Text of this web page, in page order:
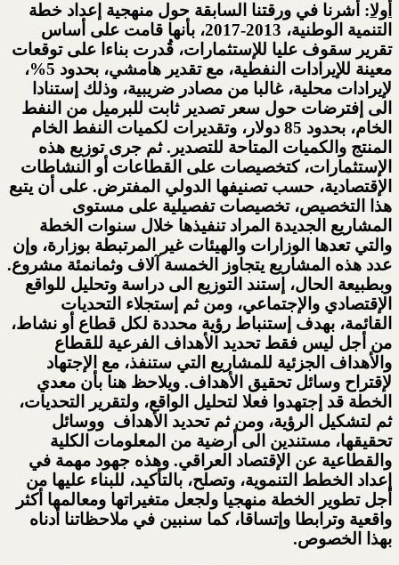
أولا: أشرنا في ورقتنا السابقة حول منهجية إعداد خطة
التنمية الوطنية، 2013-2017، بأنها قامت على أساس
تقرير سقوف عليا للإستثمارات، قُدرت بناءا على توقعات
معينة للإيرادات النفطية، مع تقدير هامشي، بحدود 5%،
لإيرادات محلية، غالبا من مصادر ضريبية، وذلك إستنادا
الى إفترضات حول سعر تصدير ثابت للبرميل من النفط
الخام، بحدود 85 دولار، وتقديرات لكميات النفط الخام
المنتج والكميات المتاحة للتصدير. ثم جرى توزيع هذه
الإستثمارات، كتخصيصات على القطاعات أو النشاطات
الإقتصادية، حسب تصنيفها الدولي المفترض. على أن يتبع
هذا التخصيص، تخصيصات تفصيلية على مستوى
المشاريع الجديدة المراد تنفيذها خلال سنوات الخطة
والتي تعدها الوزارات والهيئات غير المرتبطة بوزارة، وإن
عدد هذه المشاريع يتجاوز الخمسة آلاف وثمانمئة مشروع.
وبطبيعة الحال، إستند التوزيع الى دراسة وتحليل للواقع
الإقتصادي والإجتماعي، ومن ثم إستجلاء التحديات
القائمة، بهدف إستنباط رؤية محددة لكل قطاع أو نشاط،
من أجل ليس فقط تحديد الأهداف الفرعية للقطاع
والأهداف الجزئية للمشاريع التي ستنفذ، مع الإجتهاد
لإقتراح وسائل تحقيق الأهداف. ويلاحظ هنا بأن معدي
الخطة قد إجتهدوا فعلا لتحليل الواقع، ولتقرير التحديات،
ثم لتشكيل الرؤية، ومن ثم تحديد الأهداف ووسائل
تحقيقها، مستندين الى أرضية من المعلومات الكلية
والقطاعية عن الإقتصاد العراقي. وهذه جهود مهمة في
إعداد الخطط التنموية، وتصلح، بالتأكيد، للبناء عليها من
أجل تطوير الخطة منهجيا ولجعل متغيراتها ومعالمها أكثر
واقعية وترابطا وإتساقا، كما سنبين في ملاحظاتنا أدناه
بهذا الخصوص.